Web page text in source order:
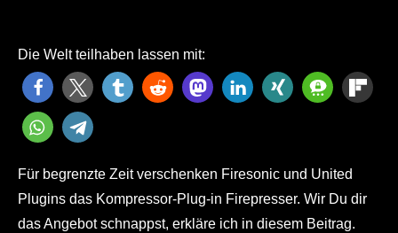
Die Welt teilhaben lassen mit:
Für begrenzte Zeit verschenken Firesonic und United
Plugins das Kompressor-Plug-in Firepresser. Wir Du dir
das Angebot schnappst, erkläre ich in diesem Beitrag.